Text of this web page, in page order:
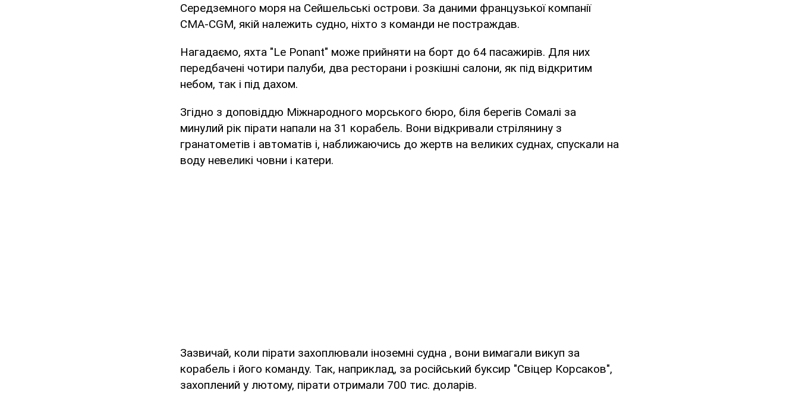
Середземного моря на Сейшельські острови. За даними французької компанії
CMA-CGM, якій належить судно, ніхто з команди не постраждав.
Нагадаємо, яхта "Le Ponant" може прийняти на борт до 64 пасажирів. Для них
передбачені чотири палуби, два ресторани і розкішні салони, як під відкритим
небом, так і під дахом.
Згідно з доповіддю Міжнародного морського бюро, біля берегів Сомалі за
минулий рік пірати напали на 31 корабель. Вони відкривали стрілянину з
гранатометів і автоматів і, наближаючись до жертв на великих суднах, спускали на
воду невеликі човни і катери.
Зазвичай, коли пірати захоплювали іноземні судна , вони вимагали викуп за
корабель і його команду. Так, наприклад, за російський буксир "Свіцер Корсаков",
захоплений у лютому, пірати отримали 700 тис. доларів.